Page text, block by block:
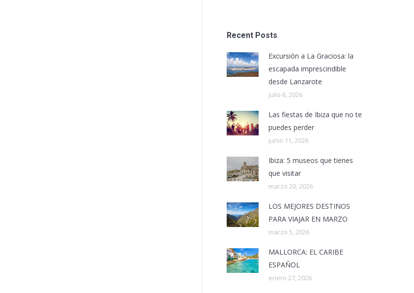
Recent Posts
Excursión a La Graciosa: la
escapada imprescindible
desde Lanzarote
julio 6, 2026
Las fiestas de Ibiza que no te
puedes perder
junio 11, 2026
Ibiza: 5 museos que tienes
que visitar
marzo 20, 2026
LOS MEJORES DESTINOS
PARA VIAJAR EN MARZO
marzo 5, 2026
MALLORCA: EL CARIBE
ESPAÑOL
enero 27, 2026